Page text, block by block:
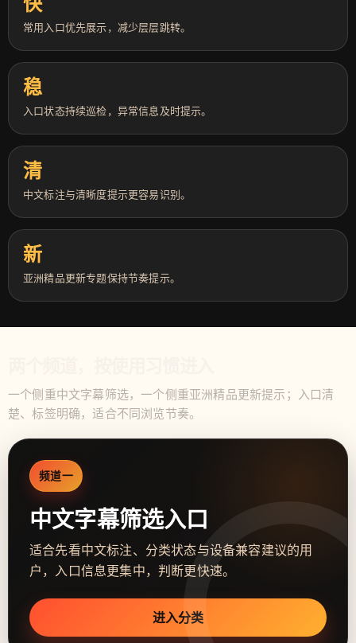
常用入口优先展示，减少层层跳转。
稳
入口状态持续巡检，异常信息及时提示。
清
中文标注与清晰度提示更容易识别。
新
亚洲精品更新专题保持节奏提示。
一个侧重中文字幕筛选，一个侧重亚洲精品更新提示；入口清
楚、标签明确，适合不同浏览节奏。
频道一
中文字幕筛选入口
适合先看中文标注、分类状态与设备兼容建议的用
户，入口信息更集中，判断更快速。
进入分类